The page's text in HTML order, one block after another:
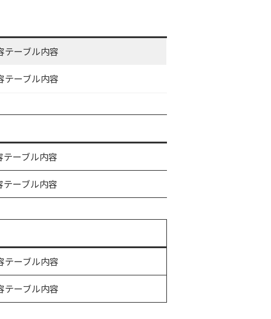
テーブル内容
テーブル内容
ーブル内容
ーブル内容
テーブル内容
テーブル内容